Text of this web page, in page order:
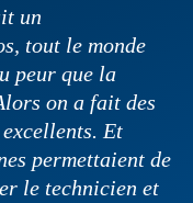
un
tout le monde
peur que la
on a fait des
Et
permettaient de
le technicien et